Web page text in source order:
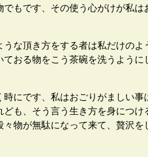
もです、その使う心がけが私は
な頂き方をする者は私だけのよ
おる物をこう茶碗を洗うように
にです、私はおごりがましい事
も、そう言う生き方を身につけ
物が無駄になって来て、贅沢を